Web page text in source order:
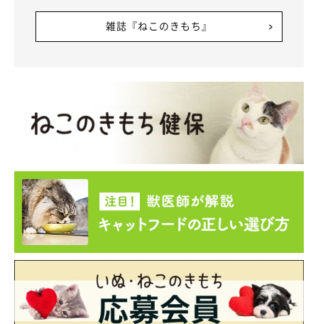
写真提供・取材協力／@onigiri_dxさん／X（旧Twitter）
取材・文／二宮ねこむ雑誌『ねこのきもち』